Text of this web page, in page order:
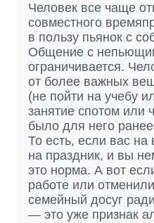
Человек все чаще
совместного
в пользу пьянок с
Общение с
ограничивается.
от более важных
(не пойти на учебу
занятие спотом или
было для него
То есть, если вас
на праздник, и вы
это норма. А вот
работе или
семейный досуг
— это уже признак